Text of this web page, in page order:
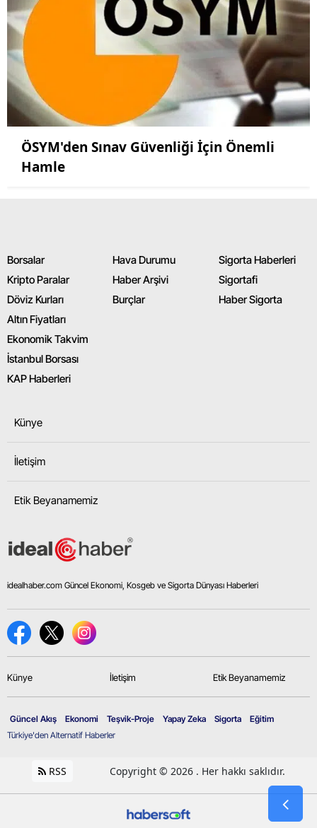
Düzce
ÖSYM'den Sınav Güvenliği İçin Önemli
Hamle
Borsalar
Kripto Paralar
Döviz Kurları
Altın Fiyatları
Ekonomik Takvim
İstanbul Borsası
KAP Haberleri
Hava Durumu
Haber Arşivi
Burçlar
Sigorta Haberleri
Sigortafi
Haber Sigorta
Künye
İletişim
Etik Beyanamemiz
idealhaber.com Güncel Ekonomi, Kosgeb ve Sigorta Dünyası Haberleri
Künye İletişim Etik Beyanamemiz
Türkiye'den Alternatif Haberler
Güncel Akış Ekonomi Teşvik-Proje Yapay Zeka Sigorta Eğitim
RSS Copyright © 2026 . Her hakkı saklıdır.